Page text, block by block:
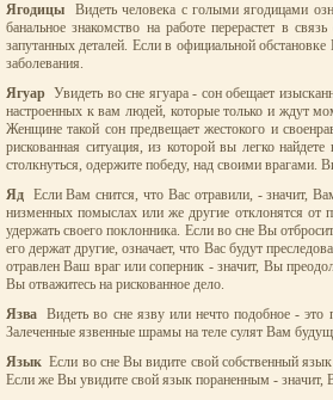
Ягодицы Видеть человека с голыми ягодицами
банальное знакомство на работе перерастет в
запутанных деталей. Если в официальной
заболевания.
Ягуар Увидеть во сне ягуара - сон обещает
настроенных к вам людей, которые только и ждут
Женщине такой сон предвещает жестокого и
рискованная ситуация, из которой вы легко
столкнуться, одержите победу, над своими врагами.
Яд Если Вам снится, что Вас отравили, - значит,
низменных помыслах или же другие отклонятся от
удержать своего поклонника. Если во сне Вы
его держат другие, означает, что Вас будут
отравлен Ваш враг или соперник - значит, Вы
Вы отважитесь на рискованное дело.
Язва Видеть во сне язву или нечто подобное -
Залеченные язвенные шрамы на теле сулят Вам
Язык Если во сне Вы видите свой собственный
Если же Вы увидите свой язык пораненным - значит,